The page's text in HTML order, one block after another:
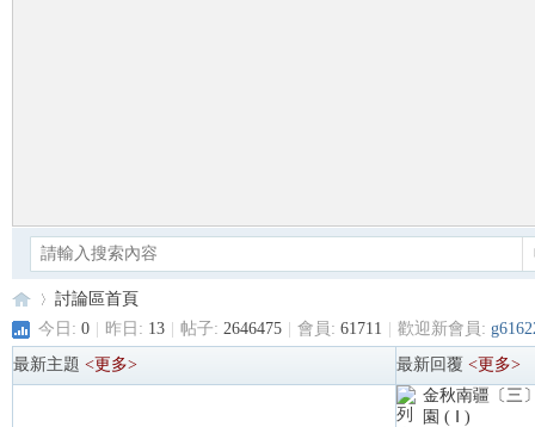
討論區首頁
今日: 0 昨日: 13 帖子: 2646475 會員: 61711 歡迎新會員:
最新主題 <更多> 最新回覆 <更多>
金秋南疆〔三
園 ( Ⅰ )